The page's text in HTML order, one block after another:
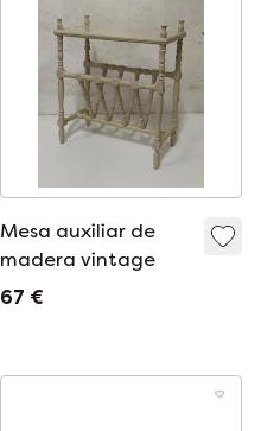
Mesa auxiliar de
madera vintage
67 €